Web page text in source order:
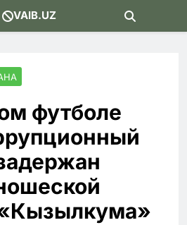
VAIB.UZ
футболе